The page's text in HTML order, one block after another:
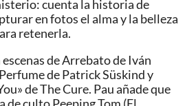
cuenta la historia de
en fotos el alma y la belleza
retenerla.
de Arrebato de Iván
de Patrick Süskind y
de The Cure. Pau añade que